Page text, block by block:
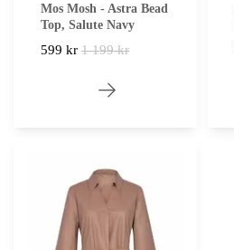
Mos Mosh - Astra Bead
Top, Salute Navy
599 kr 1 199 kr